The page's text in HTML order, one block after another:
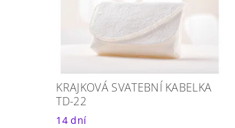
KRAJKOVÁ SVATEBNÍ KABELKA
TD-22
14 dní